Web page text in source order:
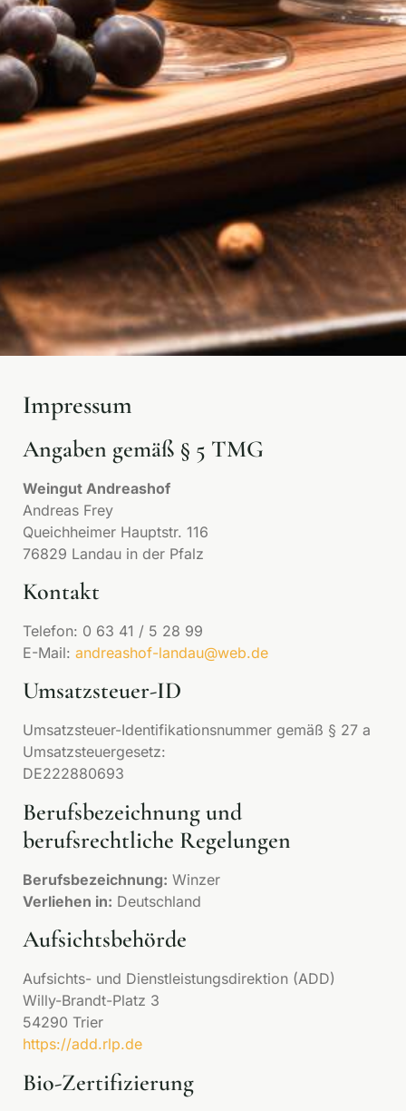
Impressum
Angaben gemäß § 5 TMG
Weingut Andreashof
Andreas Frey
Queichheimer Hauptstr. 116
76829 Landau in der Pfalz
Kontakt
Telefon: 0 63 41 / 5 28 99
E-Mail: andreashof-landau@web.de
Umsatzsteuer-ID
Umsatzsteuer-Identifikationsnummer gemäß § 27 a
Umsatzsteuergesetz:
DE222880693
Berufsbezeichnung und
berufsrechtliche Regelungen
Berufsbezeichnung: Winzer
Verliehen in: Deutschland
Aufsichtsbehörde
Aufsichts- und Dienstleistungsdirektion (ADD)
Willy-Brandt-Platz 3
54290 Trier
https://add.rlp.de
Bio-Zertifizierung